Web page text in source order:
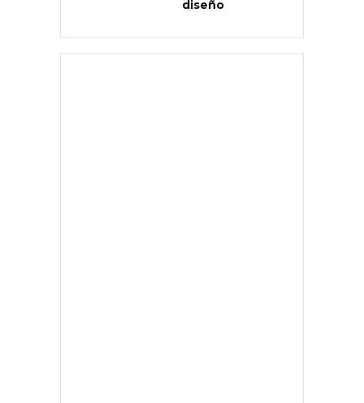
diseño